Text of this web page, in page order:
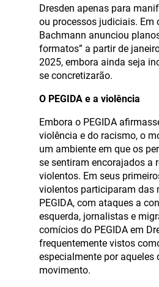
Dresden apenas para
ou processos judiciais. Em
Bachmann anunciou
formatos” a partir de
2025, embora ainda seja
se concretizarão.
O PEGIDA e a violência
Embora o PEGIDA
violência e do racismo, o
um ambiente em que os
se sentiram encorajados a
violentos. Em seus
violentos participaram das
PEGIDA, com ataques a
esquerda, jornalistas e
comícios do PEGIDA em
frequentemente vistos
especialmente por aqueles
movimento.